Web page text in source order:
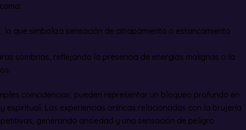
lo que simboliza sensación de atrapamiento o estancamiento
sombrías, reflejando la presencia de energías malignas o la
coincidencias; pueden representar un bloqueo profundo en
espiritual. Las experiencias oníricas relacionadas con la brujería
generando ansiedad y una sensación de peligro